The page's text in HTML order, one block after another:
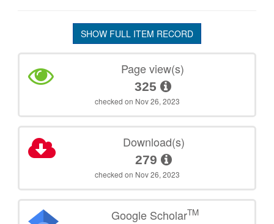
SHOW FULL ITEM RECORD
Page view(s)
325
checked on Nov 26, 2023
Download(s)
279
checked on Nov 26, 2023
Google ScholarTM